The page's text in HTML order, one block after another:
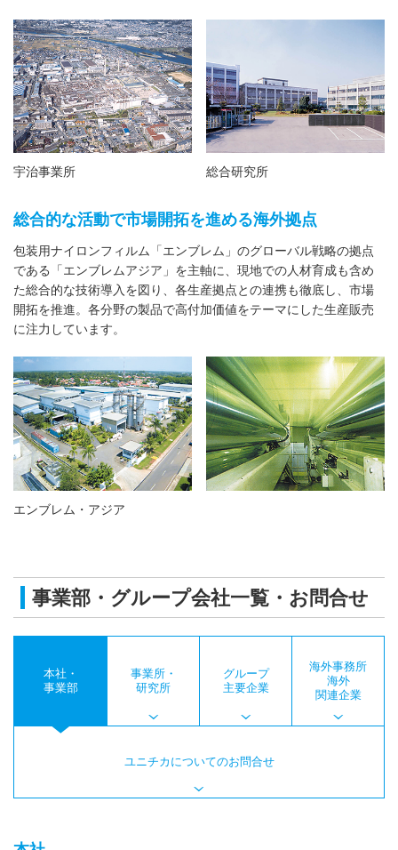
宇治事業所 総合研究所
総合的な活動で市場開拓を進める海外拠点
包装用ナイロンフィルム「エンブレム」のグローバル戦略の拠点
である「エンブレムアジア」を主軸に、現地での人材育成も含め
た総合的な技術導入を図り、各生産拠点との連携も徹底し、市場
開拓を推進。各分野の製品で高付加価値をテーマにした生産販売
に注力しています。
エンブレム・アジア
事業部・グループ会社一覧・お問合せ
本社・
事業部
事業所・
研究所
グループ
主要企業
海外事務所
海外
関連企業
ユニチカについてのお問合せ